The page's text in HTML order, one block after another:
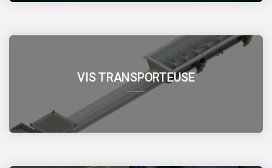
VIS TRANSPORTEUSE